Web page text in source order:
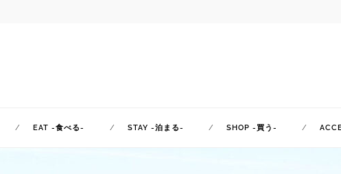
EAT -食べる- STAY -泊まる- SHOP -買う-